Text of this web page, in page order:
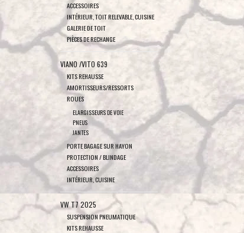
ACCESSOIRES
INTÉRIEUR, TOIT RELEVABLE, CUISINE
GALERIE DE TOIT
PIÈCES DE RECHANGE
VIANO /VITO 639
KITS REHAUSSE
AMORTISSEURS/RESSORTS
ROUES
ELARGISSEURS DE VOIE
PNEUS
JANTES
PORTE BAGAGE SUR HAYON
PROTECTION / BLINDAGE
ACCESSOIRES
INTÉRIEUR, CUISINE
VW T7 2025
SUSPENSION PNEUMATIQUE
KITS REHAUSSE